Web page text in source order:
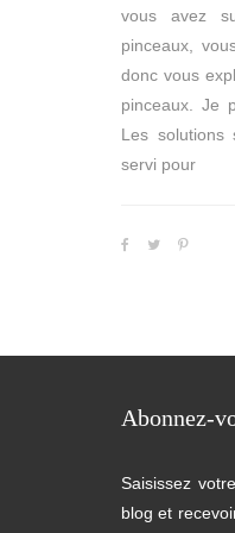
vous avez
pinceaux,
donc vous
pinceaux. Je
Les solutions
servi pour
Abonnez-
Saisissez
blog et